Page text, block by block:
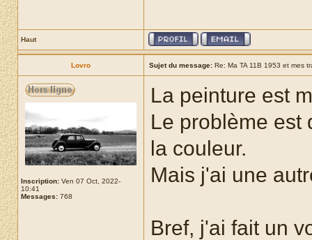
Haut
Lovro Sujet du message: Re: Ma TA 11B 1953 et mes
Inscription: Ven 07 Oct, 2022-
10:41
Messages: 768
La peinture est
Le problème est
la couleur.
Mais j'ai une
Bref, j'ai fait un